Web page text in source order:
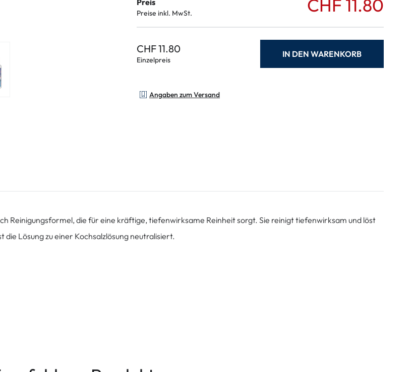
Preis
Preise inkl. MwSt. CHF 11.80
CHF 11.80
Einzelpreis
IN DEN WARENKORB
Angaben zum Versand
Reinigungsformel, die für eine kräftige, tiefenwirksame Reinheit sorgt. Sie reinigt tiefenwirksam und löst
Lösung zu einer Kochsalzlösung neutralisiert.